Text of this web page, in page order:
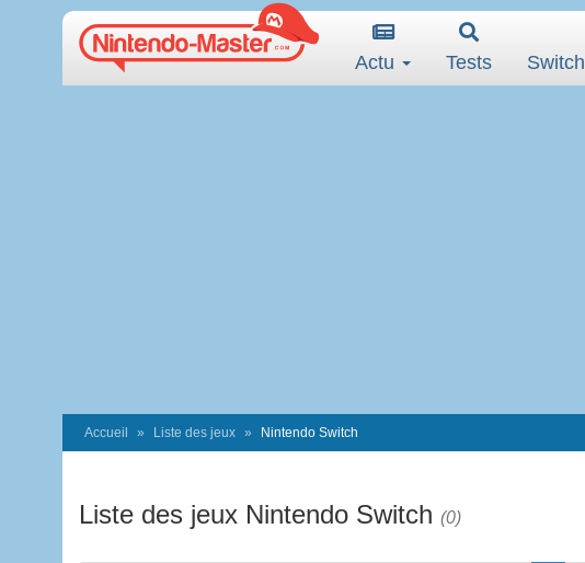
Actu Tests Switch
Accueil Liste des jeux Nintendo Switch
Liste des jeux Nintendo Switch (0)